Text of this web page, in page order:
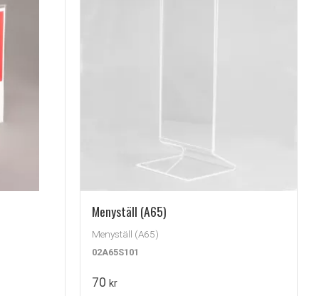
Menyställ (A65)
Menyställ (A65)
02A65S101
70 kr